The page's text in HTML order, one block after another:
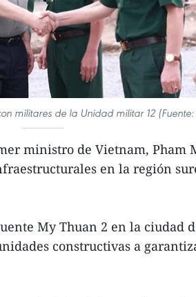
militares de la Unidad militar 12
ministro de Vietnam, Pham
en la región
My Thuan 2 en la ciudad
constructivas a